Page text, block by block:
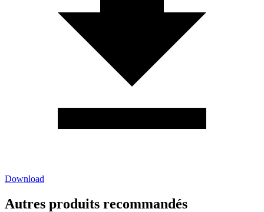
Download
Autres produits recommandés